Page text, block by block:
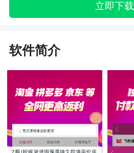
立即下载
软件简介